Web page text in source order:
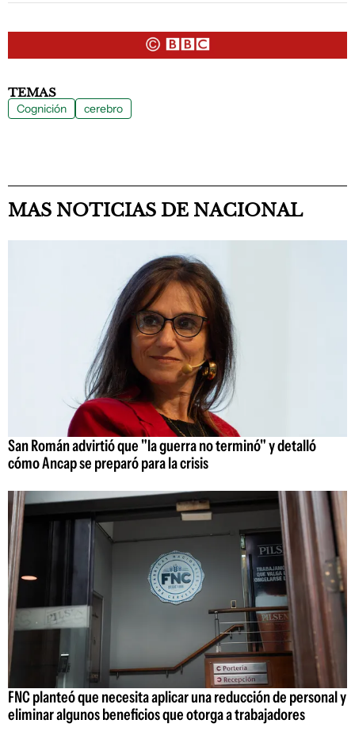
TEMAS
Cognición cerebro
MAS NOTICIAS DE NACIONAL
San Román advirtió que "la guerra no terminó" y detalló
cómo Ancap se preparó para la crisis
FNC planteó que necesita aplicar una reducción de personal y
eliminar algunos beneficios que otorga a trabajadores